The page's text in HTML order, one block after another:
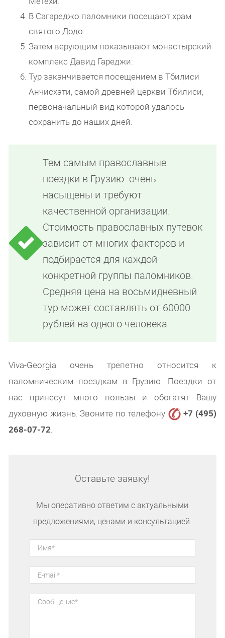
В Сагареджо паломники посещают храм
святого Додо.
Затем верующим показывают монастырский
комплекс Давид Гареджи.
Тур заканчивается посещением в Тбилиси
Анчисхати, самой древней церкви Тбилиси,
первоначальный вид которой удалось
сохранить до наших дней.
Тем самым православные
поездки в Грузию очень
насыщены и требуют
качественной организации.
Стоимость православных путевок
зависит от многих факторов и
подбирается для каждой
конкретной группы паломников.
Средняя цена на восьмидневный
тур может составлять от 60000
рублей на одного человека.
Viva-Georgia очень трепетно относится к
паломническим поездкам в Грузию. Поездки от
нас принесут много пользы и обогатят Вашу
духовную жизнь. Звоните по телефону
+7 (495)
268-07-72.
Оставьте заявку!
Мы оперативно ответим с актуальными
предложениями, ценами и консультацией.